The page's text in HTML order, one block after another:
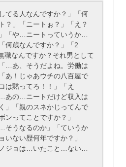
てる人なんですか？」「何
」「ニートぉ？」「え？
「や…ニートっていうか…
何歳なんですか？」「2
職なんですか？それ男として
…あ、そうだよね。労働は
あ！じゃあウチの八百屋で
は黙ってろ！！」「え
あの…ニートだけど収入は
」「親のスネかじってんで
ンってことですか？」
そうなるのか」「ていうか
いない歴何年ですか？」
ジョは…いたこと…ない…